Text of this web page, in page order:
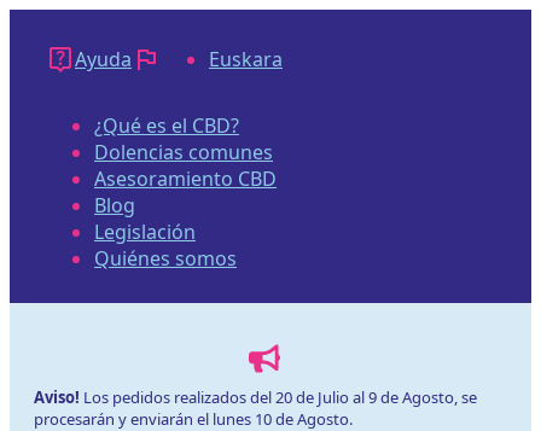
contenido
Ayuda Euskara
¿Qué es el CBD?
Dolencias comunes
Asesoramiento CBD
Blog
Legislación
Quiénes somos
Aviso! Los pedidos realizados del 20 de Julio al 9 de Agosto, se
procesarán y enviarán el lunes 10 de Agosto.